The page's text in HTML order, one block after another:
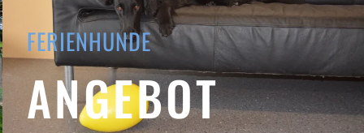
FERIENHUNDE
ANGEBOT